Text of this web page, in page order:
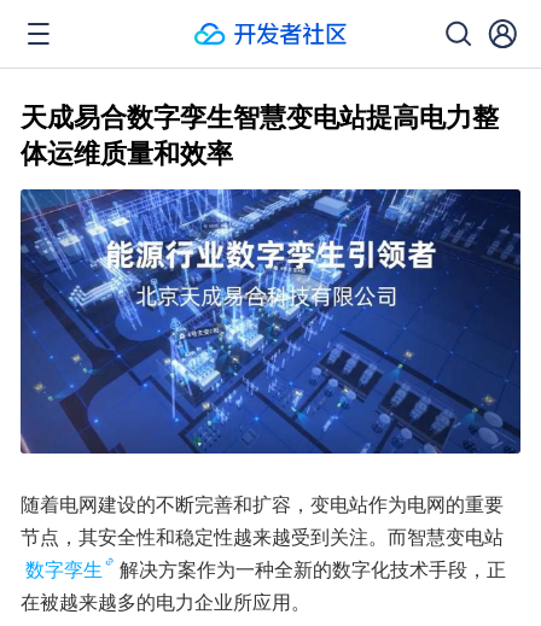
天成易合数字孪生智慧变电站提高电力整
体运维质量和效率
随着电网建设的不断完善和扩容，变电站作为电网的重要
节点，其安全性和稳定性越来越受到关注。而智慧变电站
数字孪生
解决方案作为一种全新的数字化技术手段，正
在被越来越多的电力企业所应用。